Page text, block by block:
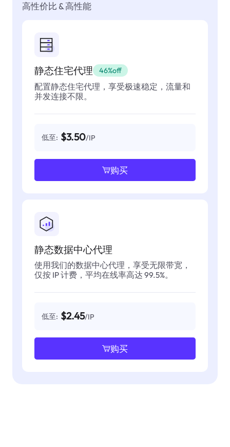
高性价比 & 高性能
静态住宅代理 46%off
配置静态住宅代理，享受极速稳定，流量和
并发连接不限。
低至: $3.50/IP
购买
静态数据中心代理
使用我们的数据中心代理，享受无限带宽，
仅按 IP 计费，平均在线率高达 99.5%。
低至: $2.45/IP
购买